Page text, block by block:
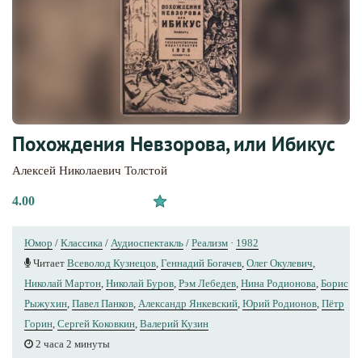
Похождения Невзорова, или Ибикус
Алексей Николаевич Толстой
4.00
Юмор / Классика / Аудиоспектакль / Реализм · 1982
Читает Всеволод Кузнецов Геннадий Богачев Олег Окулевич
Николай Мартон Николай Буров Рэм Лебедев Нина Родионова Борис
Рыжухин Павел Панков Александр Янкевский Юрий Родионов Пётр
Горин Сергей Коковкин Валерий Кузин
2 часа 2 минуты